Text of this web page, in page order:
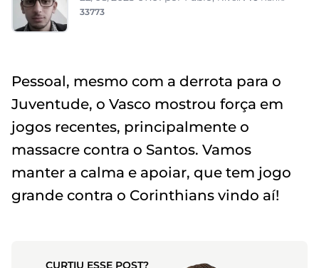
33773
Pessoal, mesmo com a derrota para o
Juventude, o Vasco mostrou força em
jogos recentes, principalmente o
massacre contra o Santos. Vamos
manter a calma e apoiar, que tem jogo
grande contra o Corinthians vindo aí!
CURTIU ESSE POST?